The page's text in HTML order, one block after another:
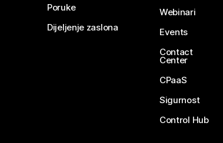
Poruke
Dijeljenje zaslona
Webinari
Events
Contact
Center
CPaaS
Sigurnost
Control Hub